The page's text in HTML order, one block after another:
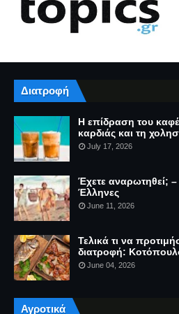
Διατροφή
Η επίδραση του
καρδιάς και τη
July 17, 2026
Έχετε αναρωτηθεί; –
Έλληνες
June 11, 2026
Τελικά τι να
διατροφή:
June 04, 2026
Αγροτικά